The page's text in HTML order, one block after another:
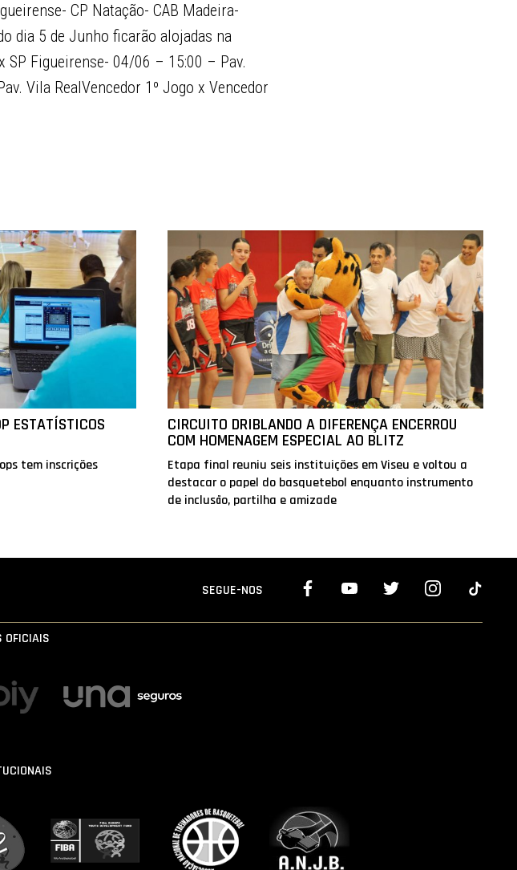
CP Natação- CAB Madeira-
dia 5 de Junho ficarão alojadas na
SP Figueirense- 04/06 – 15:00 – Pav.
Vila RealVencedor 1º Jogo x Vencedor
ESTATÍSTICOS
tem inscrições
CIRCUITO DRIBLANDO A DIFERENÇA ENCERROU
COM HOMENAGEM ESPECIAL AO BLITZ
Etapa final reuniu seis instituições em Viseu e voltou a
destacar o papel do basquetebol enquanto instrumento
de inclusão, partilha e amizade
SEGUE-NOS
OFICIAIS